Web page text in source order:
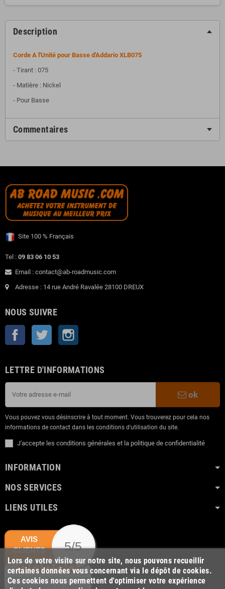
Description
Corde A l'Unité pour Basse d'Addario XLB075
- Tirant : 075
- Matière : Nickel
- Pour Basse
Commentaires
Site 100 % Français
Tel : 09 83 06 10 53
Email : contact@ab-roadmusic.com
Adresse : 14 rue André Ravalée 28100 DREUX
NOUS SUIVRE
Facebook Twitter
LETTRE D'INFORMATIONS
ok
Vous pouvez vous désinscrire à tout moment. Vous trouverez pour cela nos
informations de contact dans les conditions d'utilisation du site.
J'accepte les conditions générales et la politique de confidentialité
INFORMATION
NOS SERVICES
LIENS UTILES
Lors de votre visite sur notre site, nous pouvons recueillir
certaines données vous concernant via le dépôt de cookies.
Ces cookies nous permettent d'optimiser votre expérience
AVIS
CLIENTS
5/5
Je vous conseille ce magasin